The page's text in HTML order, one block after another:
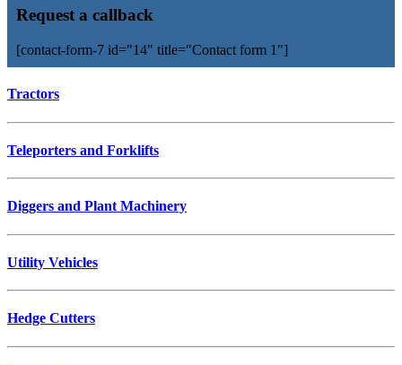
Request a callback
[contact-form-7 id="14" title="Contact form 1"]
Tractors
Teleporters and Forklifts
Diggers and Plant Machinery
Utility Vehicles
Hedge Cutters